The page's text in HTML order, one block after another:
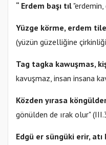
“ Erdem başı tıl
Yüzge körme, erdem tile
(yüzün güzelliğine
Tag tagka kawuşmas,
kavuşmaz, insan insana
Közden yırasa
gönülden de ırak olur"
Edgü er süngüki erir, atı